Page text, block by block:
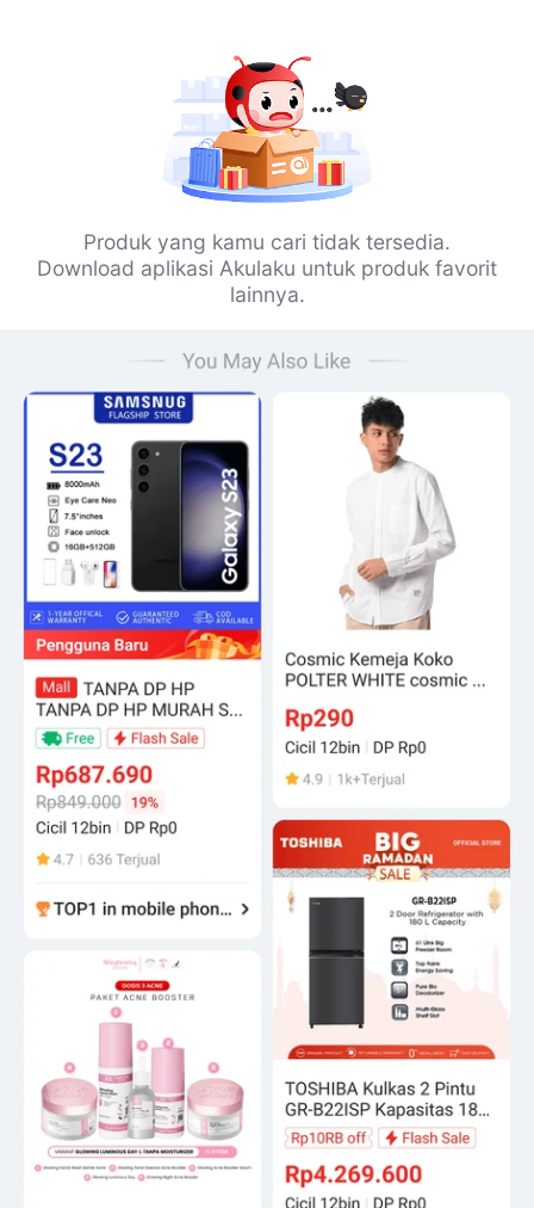
Produk yang kamu cari tidak tersedia.
Download aplikasi Akulaku untuk produk favorit
lainnya.